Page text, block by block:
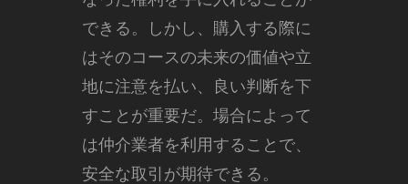
できる。しかし、購入する際に
はそのコースの未来の価値や立
地に注意を払い、良い判断を下
すことが重要だ。場合によって
は仲介業者を利用することで、
安全な取引が期待できる。